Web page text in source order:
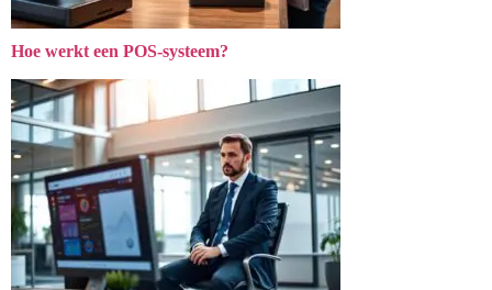
Hoe werkt een POS-systeem?